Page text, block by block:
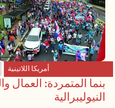
أمريكا اللاتينية
بنما المتمردة:
النيوليبرالية